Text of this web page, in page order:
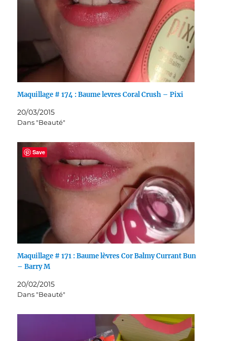
Maquillage # 174 : Baume levres Coral Crush – Pixi
20/03/2015
Dans "Beauté"
Maquillage # 171 : Baume lèvres Cor Balmy Currant Bun
– Barry M
20/02/2015
Dans "Beauté"
Save